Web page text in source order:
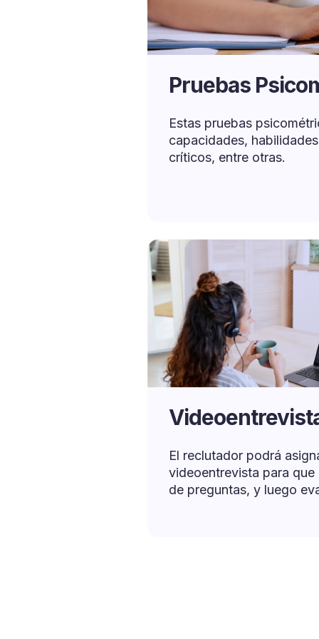
Pruebas
Estas pruebas
capacidades,
críticos, entre otras.
El reclutador podrá
videoentrevista para que
de preguntas, y luego